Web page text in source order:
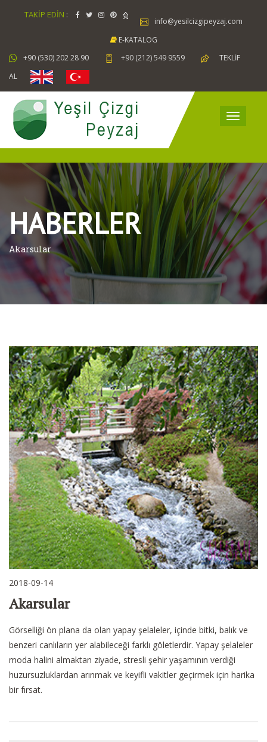
TAKİP EDİN :
info@yesilcizgipeyzaj.com
E-KATALOG
+90 (530) 202 28 90
+90 (212) 549 9559
TEKLİF
AL
HABERLER
Akarsular
2018-09-14
Akarsular
Görselliği ön plana da olan yapay şelaleler, içinde bitki, balık ve
benzeri canlıların yer alabileceği farklı göletlerdir. Yapay şelaleler
moda halini almaktan ziyade, stresli şehir yaşamının verdiği
huzursuzluklardan arınmak ve keyifli vakitler geçirmek için harika
bir fırsat.